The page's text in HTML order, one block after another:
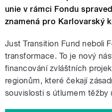
unie v rámci Fondu
znamená pro Karlovarský
Just Transition Fund neboli
transformace. To je nový
financování zvláštních
regionům, které čekají
souvislosti s útlumem těžby